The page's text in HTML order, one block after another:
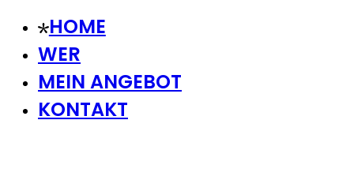
HOME
WER
MEIN ANGEBOT
KONTAKT